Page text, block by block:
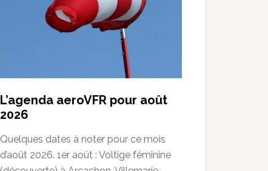
L’agenda aeroVFR pour août
2026
Quelques dates à noter pour ce mois
d’août 2026. 1er août : Voltige féminine